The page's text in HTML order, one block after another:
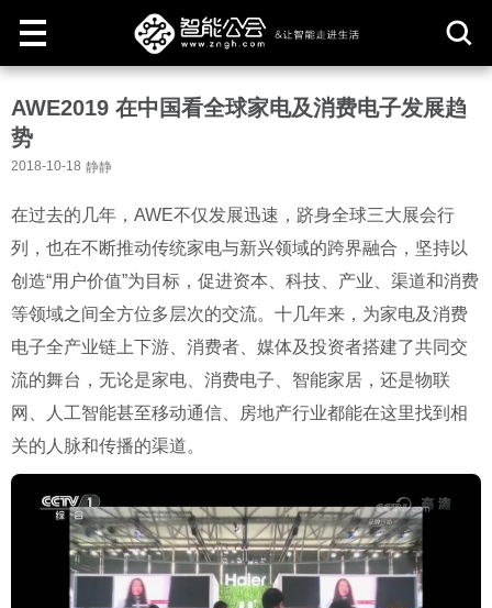
AWE2019 在中国看全球家电及消费电子发展趋
势
2018-10-18 静静
在过去的几年，AWE不仅发展迅速，跻身全球三大展会行
列，也在不断推动传统家电与新兴领域的跨界融合，坚持以
创造“用户价值”为目标，促进资本、科技、产业、渠道和消费
等领域之间全方位多层次的交流。十几年来，为家电及消费
电子全产业链上下游、消费者、媒体及投资者搭建了共同交
流的舞台，无论是家电、消费电子、智能家居，还是物联
网、人工智能甚至移动通信、房地产行业都能在这里找到相
关的人脉和传播的渠道。